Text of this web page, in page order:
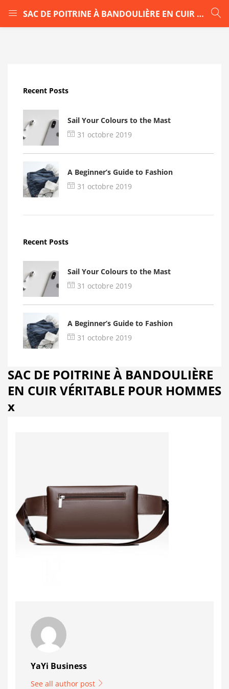
SAC DE POITRINE À BANDOULIÈRE EN CUIR VÉRITABLE POUR HOMMES x
LOGIN
Remember me
Login
Recent Posts
Sail Your Colours to the Mast
31 octobre 2019
A Beginner’s Guide to Fashion
31 octobre 2019
Recent Posts
Sail Your Colours to the Mast
31 octobre 2019
A Beginner’s Guide to Fashion
31 octobre 2019
SAC DE POITRINE À BANDOULIÈRE
EN CUIR VÉRITABLE POUR HOMMES
x
YaYi Business
See all author post